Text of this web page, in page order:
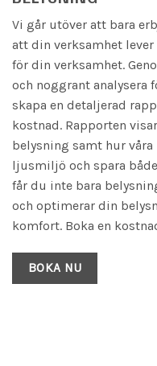
Vi går utöver att bara
att din verksamhet
för din verksamhet.
och noggrant analysera
skapa en detaljerad
kostnad. Rapporten
belysning samt hur
ljusmiljö och spara
får du inte bara
och optimerar din
komfort. Boka en
BOKA NU